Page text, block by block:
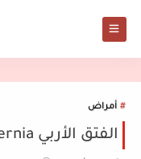
أمراض
الفتق الأربي Inguinal hernia